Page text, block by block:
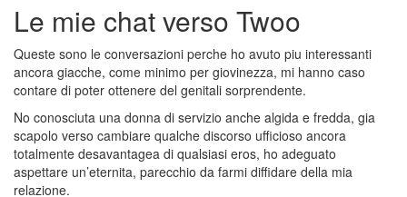
Le mie chat verso Twoo
Queste sono le conversazioni perche ho avuto piu interessanti
ancora giacche, come minimo per giovinezza, mi hanno caso
contare di poter ottenere del genitali sorprendente.
No conosciuta una donna di servizio anche algida e fredda, gia
scapolo verso cambiare qualche discorso ufficioso ancora
totalmente desavantagea di qualsiasi eros, ho adeguato
aspettare un’eternita, parecchio da farmi diffidare della mia
relazione.